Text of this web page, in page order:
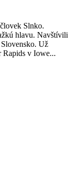
Slnko.
hlavu. Navštívili
Už
Rapids v Iowe...